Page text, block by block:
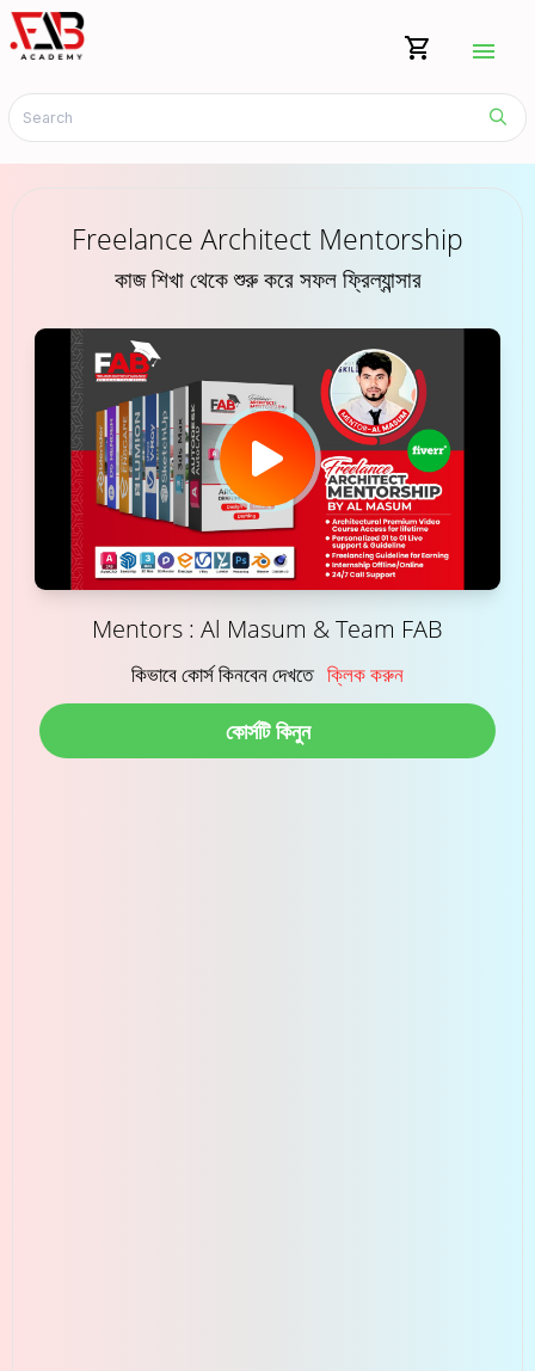
shopping_cart menu
Freelance Architect Mentorship
কাজ শিখা থেকে শুরু করে সফল ফ্রিল্যান্সার
Mentors : Al Masum & Team FAB
কিভাবে কোর্স কিনবেন দেখতে ক্লিক করুন
কোর্সটি কিনুন